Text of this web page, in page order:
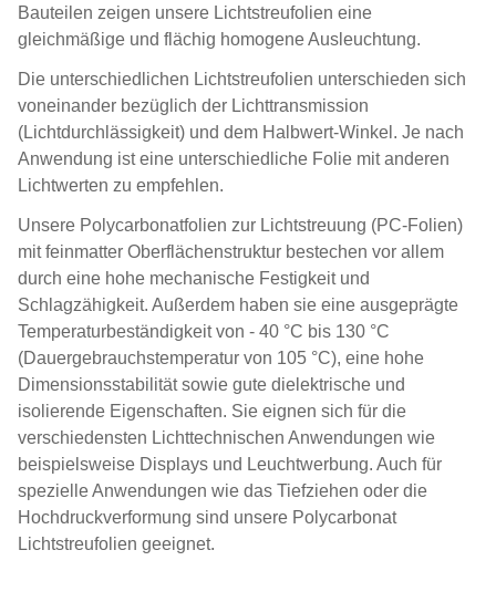
Bauteilen zeigen unsere Lichtstreufolien eine
gleichmäßige und flächig homogene Ausleuchtung.
Die unterschiedlichen Lichtstreufolien unterschieden sich
voneinander bezüglich der Lichttransmission
(Lichtdurchlässigkeit) und dem Halbwert-Winkel. Je nach
Anwendung ist eine unterschiedliche Folie mit anderen
Lichtwerten zu empfehlen.
Unsere Polycarbonatfolien zur Lichtstreuung (PC-Folien)
mit feinmatter Oberflächenstruktur bestechen vor allem
durch eine hohe mechanische Festigkeit und
Schlagzähigkeit. Außerdem haben sie eine ausgeprägte
Temperaturbeständigkeit von - 40 °C bis 130 °C
(Dauergebrauchstemperatur von 105 °C), eine hohe
Dimensionsstabilität sowie gute dielektrische und
isolierende Eigenschaften. Sie eignen sich für die
verschiedensten Lichttechnischen Anwendungen wie
beispielsweise Displays und Leuchtwerbung. Auch für
spezielle Anwendungen wie das Tiefziehen oder die
Hochdruckverformung sind unsere Polycarbonat
Lichtstreufolien geeignet.